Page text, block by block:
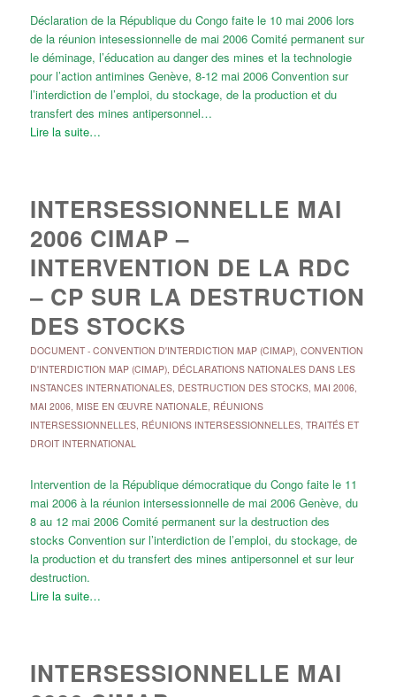
Déclaration de la République du Congo faite le 10 mai 2006 lors
de la réunion intesessionnelle de mai 2006 Comité permanent sur
le déminage, l’éducation au danger des mines et la technologie
pour l’action antimines Genève, 8-12 mai 2006 Convention sur
l’interdiction de l’emploi, du stockage, de la production et du
transfert des mines antipersonnel…
Lire la suite…
INTERSESSIONNELLE MAI
2006 CIMAP –
INTERVENTION DE LA RDC
– CP SUR LA DESTRUCTION
DES STOCKS
DOCUMENT- CONVENTION D'INTERDICTION MAP (CIMAP), CONVENTION
D'INTERDICTION MAP (CIMAP), DÉCLARATIONS NATIONALES DANS LES
INSTANCES INTERNATIONALES, DESTRUCTION DES STOCKS, MAI 2006,
MAI 2006, MISE EN ŒUVRE NATIONALE, RÉUNIONS
INTERSESSIONNELLES, RÉUNIONS INTERSESSIONNELLES, TRAITÉS ET
DROIT INTERNATIONAL
Intervention de la République démocratique du Congo faite le 11
mai 2006 à la réunion intersessionnelle de mai 2006 Genève, du
8 au 12 mai 2006 Comité permanent sur la destruction des
stocks Convention sur l’interdiction de l’emploi, du stockage, de
la production et du transfert des mines antipersonnel et sur leur
destruction.
Lire la suite…
INTERSESSIONNELLE MAI